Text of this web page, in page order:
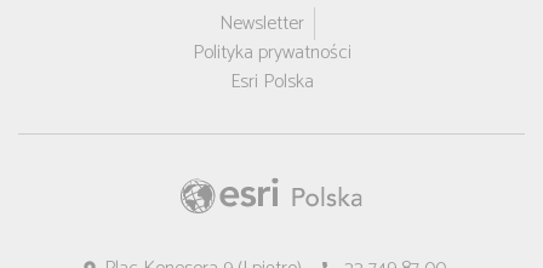
Newsletter
Polityka prywatności
Esri Polska